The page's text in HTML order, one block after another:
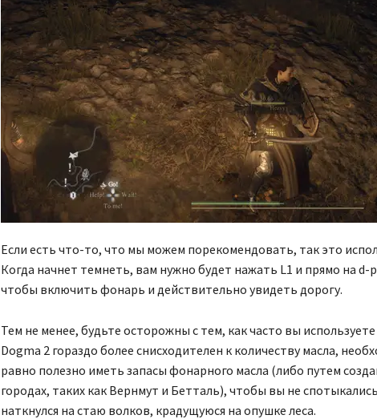
Если есть что-то, что мы можем порекомендовать, так это
Когда начнет темнеть, вам нужно будет нажать L1 и прямо на d-
чтобы включить фонарь и действительно увидеть дорогу.
Тем не менее, будьте осторожны с тем, как часто вы
Dogma 2 гораздо более снисходителен к количеству масла,
равно полезно иметь запасы фонарного масла (либо путем
городах, таких как Вернмут и Бетталь), чтобы вы не
наткнулся на стаю волков, крадущуюся на опушке леса.